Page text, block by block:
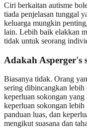
Ciri berkaitan autisme
tiada penjelasan tunggal
keluarga mungkin
lain. Lebih baik elakkan
tidak untuk seorang
Adakah Asperger's
Biasanya tidak. Orang
sering dibincangkan lebih
keperluan sokongan
keperluan sokongan lebih
panduan luas, dan
mengikut suasana dan